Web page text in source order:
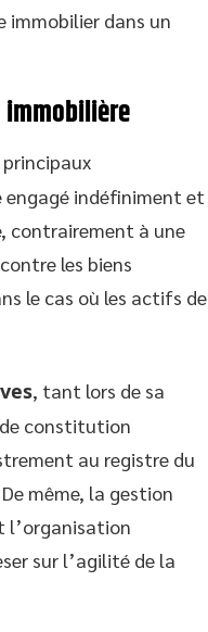
immobilier dans un
immobilière
engagé indéfiniment et
contrairement à une
les biens
le cas où les actifs de
, tant lors de sa
constitution
au registre du
même, la gestion
l’organisation
sur l’agilité de la